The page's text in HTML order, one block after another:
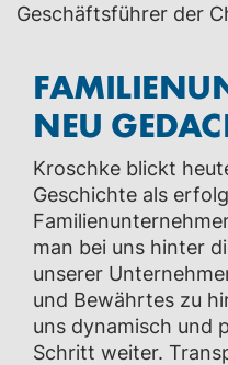
Geschäftsführer der
NEU
Kroschke blickt
Geschichte als
man bei uns hinter
unserer
und Bewährtes zu
uns dynamisch und
Schritt weiter.